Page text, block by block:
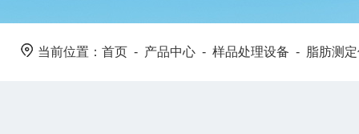
当前位置： 首页 - 产品中心 - 样品处理设备 - 脂肪测